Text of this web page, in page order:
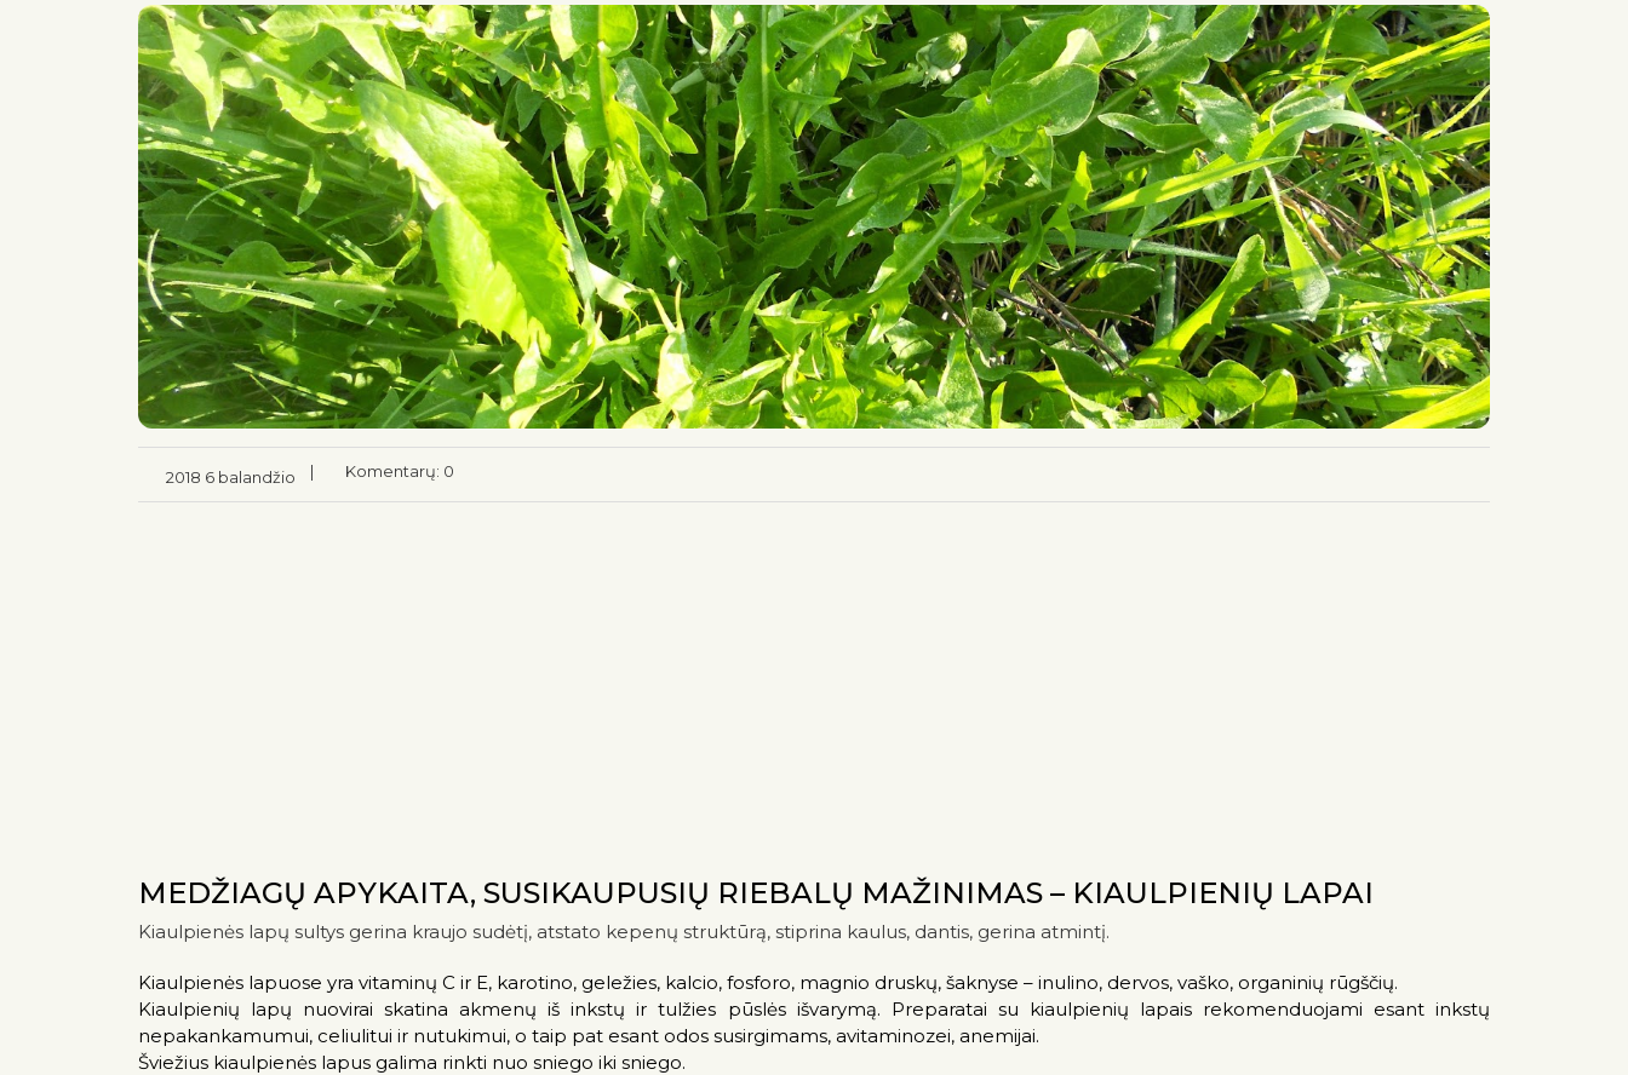
2018 6 balandžio | Komentarų: 0
MEDŽIAGŲ APYKAITA, SUSIKAUPUSIŲ RIEBALŲ MAŽINIMAS – KIAULPIENIŲ LAPAI
Kiaulpienės lapų sultys gerina kraujo sudėtį, atstato kepenų struktūrą, stiprina kaulus, dantis, gerina atmintį.
Kiaulpienės lapuose yra vitaminų C ir E, karotino, geležies, kalcio, fosforo, magnio druskų, šaknyse – inulino, dervos, vaško, organinių rūgščių.
Kiaulpienių lapų nuovirai skatina akmenų iš inkstų ir tulžies pūslės išvarymą. Preparatai su kiaulpienių lapais rekomenduojami esant inkstų
nepakankamumui, celiulitui ir nutukimui, o taip pat esant odos susirgimams, avitaminozei, anemijai.
Šviežius kiaulpienės lapus galima rinkti nuo sniego iki sniego.